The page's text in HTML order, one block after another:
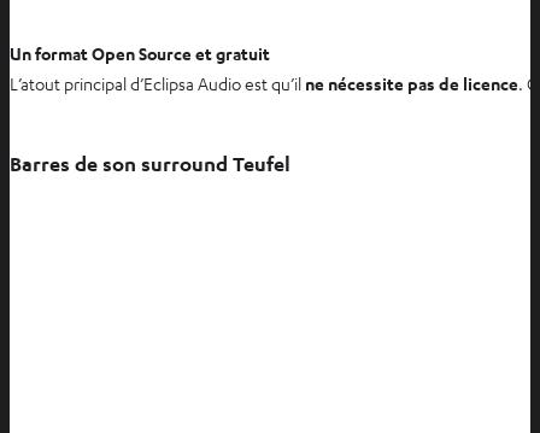
Un format Open Source et gratuit
L’atout principal d’Eclipsa Audio est qu’il ne nécessite pas de licence.
Barres de son surround Teufel